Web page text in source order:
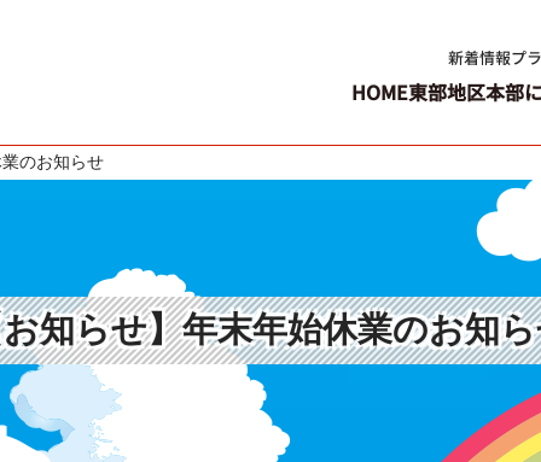
HOME東部地区本部
新着情報プ
のお知らせ
知らせ】年末年始休業のお知